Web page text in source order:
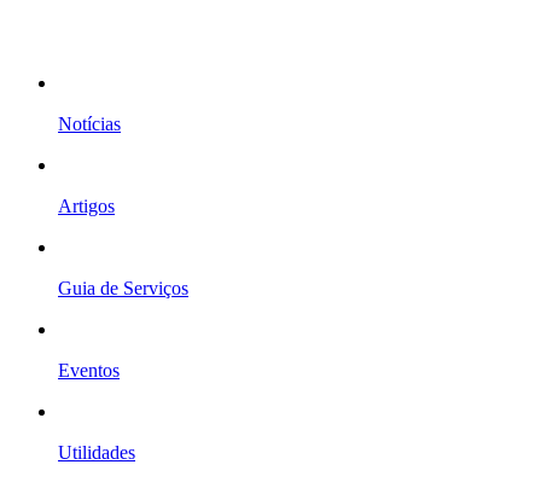
Notícias
Artigos
Guia de Serviços
Eventos
Utilidades